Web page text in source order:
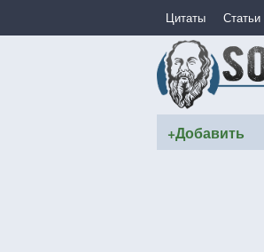
Цитаты Статьи
+Добавить